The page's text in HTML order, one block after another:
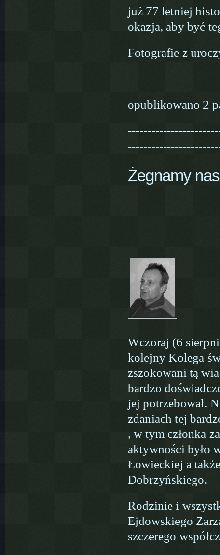
już 77 letniej
okazja, aby być
Fotografie z
opublikowano 2
Żegnamy
Wczoraj (6
kolejny Kolega
zszokowani tą
bardzo
jej potrzebował.
zdaniach tej
, w tym członka
aktywności było
Łowieckiej a
Dobrzyńskiego.
Rodzinie i
Ejdowskiego
szczerego